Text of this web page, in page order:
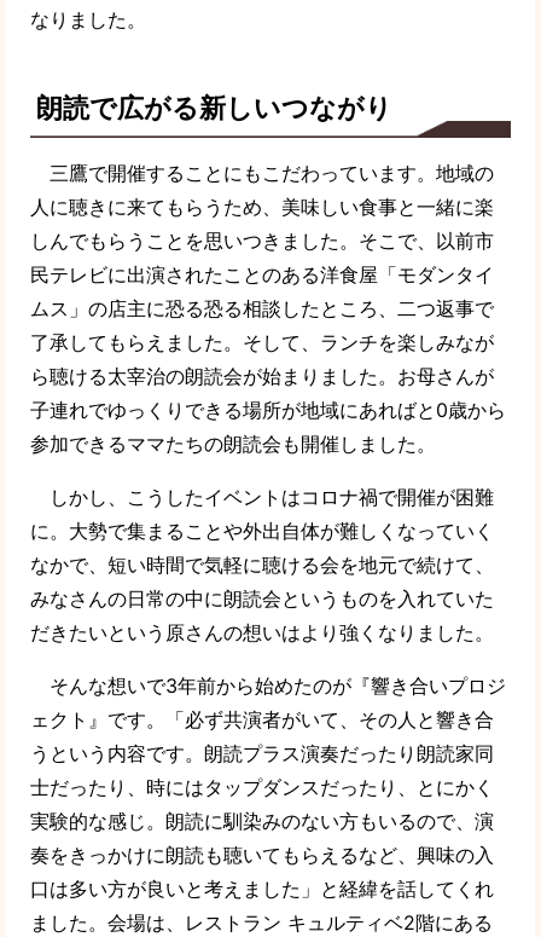
なりました。
朗読で広がる新しいつながり
三鷹で開催することにもこだわっています。地域の
人に聴きに来てもらうため、美味しい食事と一緒に楽
しんでもらうことを思いつきました。そこで、以前市
民テレビに出演されたことのある洋食屋「モダンタイ
ムス」の店主に恐る恐る相談したところ、二つ返事で
了承してもらえました。そして、ランチを楽しみなが
ら聴ける太宰治の朗読会が始まりました。お母さんが
子連れでゆっくりできる場所が地域にあればと0歳から
参加できるママたちの朗読会も開催しました。
しかし、こうしたイベントはコロナ禍で開催が困難
に。大勢で集まることや外出自体が難しくなっていく
なかで、短い時間で気軽に聴ける会を地元で続けて、
みなさんの日常の中に朗読会というものを入れていた
だきたいという原さんの想いはより強くなりました。
そんな想いで3年前から始めたのが『響き合いプロジ
ェクト』です。「必ず共演者がいて、その人と響き合
うという内容です。朗読プラス演奏だったり朗読家同
士だったり、時にはタップダンスだったり、とにかく
実験的な感じ。朗読に馴染みのない方もいるので、演
奏をきっかけに朗読も聴いてもらえるなど、興味の入
口は多い方が良いと考えました」と経緯を話してくれ
ました。会場は、レストラン キュルティベ2階にある